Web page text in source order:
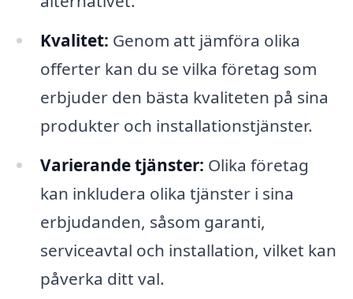
Kvalitet: Genom att jämföra olika
offerter kan du se vilka företag som
erbjuder den bästa kvaliteten på sina
produkter och installationstjänster.
Varierande tjänster: Olika företag
kan inkludera olika tjänster i sina
erbjudanden, såsom garanti,
serviceavtal och installation, vilket kan
påverka ditt val.